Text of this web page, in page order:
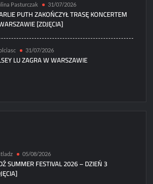
Pasturczak 31/07/2026
PUTH ZAKOŃCZYŁ TRASĘ KONCERTEM
[ZDJĘCIA]
31/07/2026
LU ZAGRA W WARSZAWIE
05/08/2026
SUMMER FESTIVAL 2026 – DZIEŃ 3